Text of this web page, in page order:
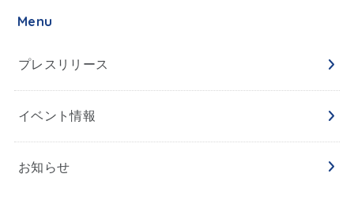
Menu
プレスリリース
イベント情報
お知らせ